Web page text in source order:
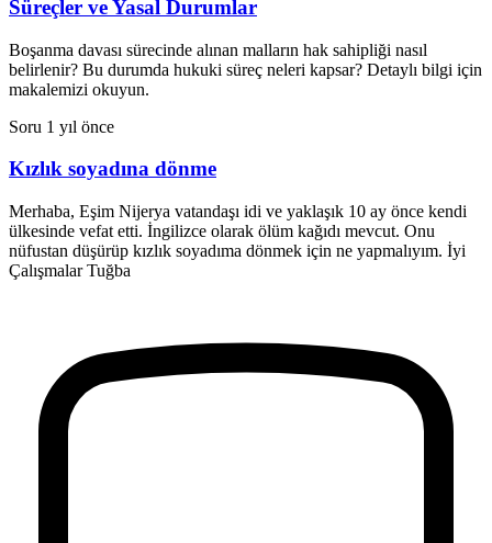
Süreçler ve Yasal Durumlar
Boşanma davası sürecinde alınan malların hak sahipliği nasıl
belirlenir? Bu durumda hukuki süreç neleri kapsar? Detaylı bilgi için
makalemizi okuyun.
Soru 1 yıl önce
Kızlık soyadına dönme
Merhaba, Eşim Nijerya vatandaşı idi ve yaklaşık 10 ay önce kendi
ülkesinde vefat etti. İngilizce olarak ölüm kağıdı mevcut. Onu
nüfustan düşürüp kızlık soyadıma dönmek için ne yapmalıyım. İyi
Çalışmalar Tuğba